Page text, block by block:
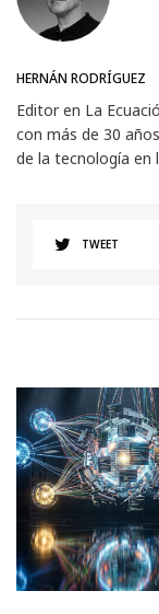
HERNÁN RODRÍGUEZ
Editor en La
con más de 30
de la tecnología en
TWEET